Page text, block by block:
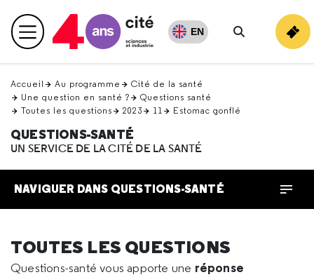
en
haut Menu principal EN
Rechercher
Accueil Au programme
Cité de la santé
Une question en santé ?
Questions santé
Toutes les questions
2023 11 Estomac gonflé
QUESTIONS-SANTÉ
UN SERVICE DE LA CITÉ DE LA SANTÉ
NAVIGUER DANS QUESTIONS-SANTÉ
TOUTES LES QUESTIONS
Questions-santé vous apporte une réponse